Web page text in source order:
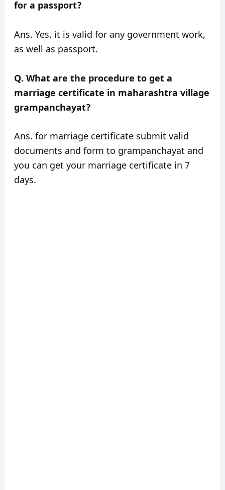
for a passport?
Ans. Yes, it is valid for any government work,
as well as passport.
Q. What are the procedure to get a
marriage certificate in maharashtra village
grampanchayat?
Ans. for marriage certificate submit valid
documents and form to grampanchayat and
you can get your marriage certificate in 7
days.